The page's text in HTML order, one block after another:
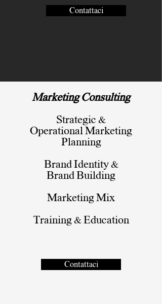
Contattaci
Marketing Consulting
Strategic &
Operational Marketing
Planning
Brand Identity &
Brand Building
Marketing Mix
Training & Education
Contattaci